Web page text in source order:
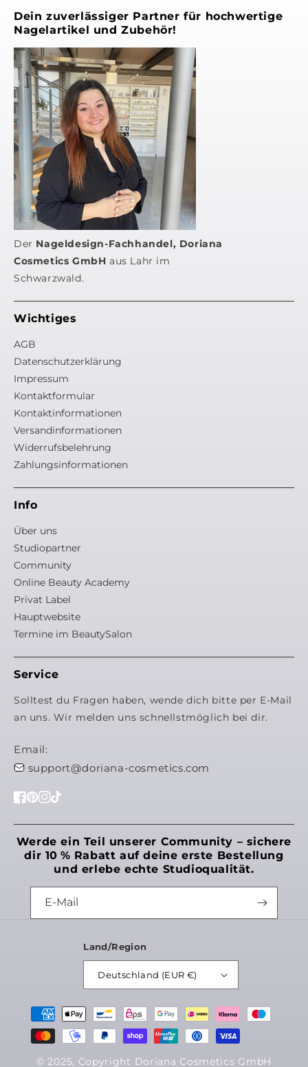
Möchtest du uns noch etwas mitteilen?
Speichern
Dein zuverlässiger Partner für hochwertige
Nagelartikel und Zubehör!
Der Nageldesign-Fachhandel, Doriana
Cosmetics GmbH aus Lahr im
Schwarzwald.
Wichtiges
AGB
Datenschutzerklärung
Impressum
Kontaktformular
Kontaktinformationen
Versandinformationen
Widerrufsbelehrung
Zahlungsinformationen
Info
Über uns
Studiopartner
Community
Online Beauty Academy
Privat Label
Hauptwebsite
Termine im BeautySalon
Service
Solltest du Fragen haben, wende dich bitte per E-Mail
an uns. Wir melden uns schnellstmöglich bei dir.
Email:
support@doriana-cosmetics.com
Facebook
Pinterest
Instagram
TikTok
Werde ein Teil unserer Community – sichere
dir 10 % Rabatt auf deine erste Bestellung
und erlebe echte Studioqualität.
E-Mail
Land/Region
Deutschland (EUR €)
Zahlungsmethoden
© 2025, Copyright Doriana Cosmetics GmbH